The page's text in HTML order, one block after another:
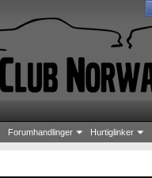
Forumhandlinger Hurtiglinker